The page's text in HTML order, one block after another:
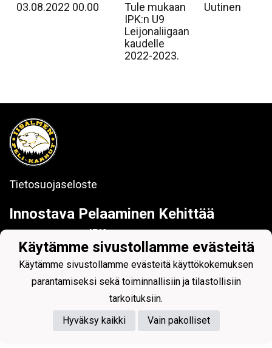
03.08.2022 00.00
Tule mukaan
IPK:n U9
Leijonaliigaan
kaudelle
2022-2023.
Uutinen
Tietosuojaseloste
Innostava Pelaaminen Kehittää
IPK
Käytämme sivustollamme evästeitä
Käytämme sivustollamme evästeitä käyttökokemuksen
parantamiseksi sekä toiminnallisiin ja tilastollisiin
tarkoituksiin.
Hyväksy kaikki
Vain pakolliset